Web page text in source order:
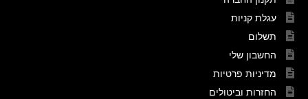
עגלת קניות
תשלום
החשבון שלי
מדיניות פרטיות
החזרות וביטולים